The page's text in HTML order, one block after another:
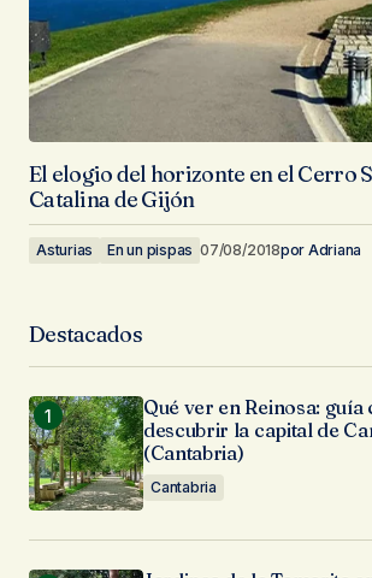
El elogio del horizonte en el Cerro
Catalina de Gijón
Asturias En un pispas 07/08/2018por Adriana
Destacados
Qué ver en Reinosa:
descubrir la capital de
(Cantabria)
Cantabria